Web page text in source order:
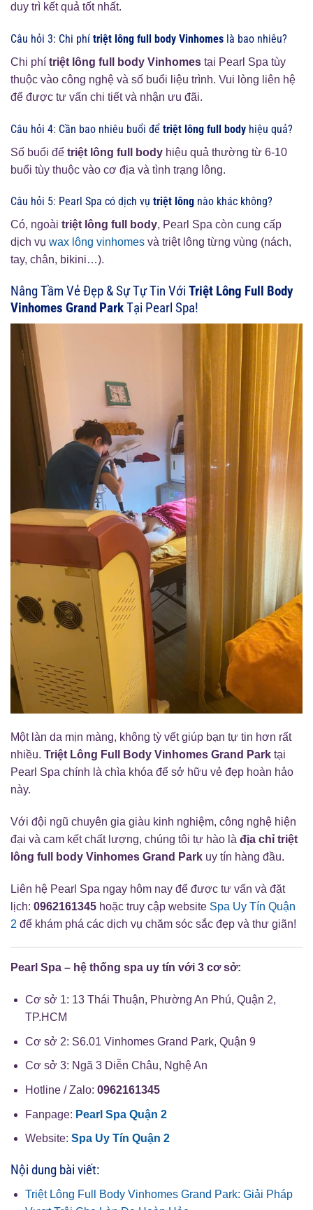
duy trì kết quả tốt nhất.
Câu hỏi 3: Chi phí triệt lông full body Vinhomes là bao nhiêu?
Chi phí triệt lông full body Vinhomes tại Pearl Spa tùy
thuộc vào công nghệ và số buổi liệu trình. Vui lòng liên hệ
để được tư vấn chi tiết và nhận ưu đãi.
Câu hỏi 4: Cần bao nhiêu buổi để triệt lông full body hiệu quả?
Số buổi để triệt lông full body hiệu quả thường từ 6-10
buổi tùy thuộc vào cơ địa và tình trạng lông.
Câu hỏi 5: Pearl Spa có dịch vụ triệt lông nào khác không?
Có, ngoài triệt lông full body, Pearl Spa còn cung cấp
dịch vụ wax lông vinhomes và triệt lông từng vùng (nách,
tay, chân, bikini…).
Nâng Tầm Vẻ Đẹp & Sự Tự Tin Với Triệt Lông Full Body
Vinhomes Grand ParkTại Pearl Spa!
Một làn da mịn màng, không tỳ vết giúp bạn tự tin hơn rất
nhiều. Triệt Lông Full Body Vinhomes Grand Park tại
Pearl Spa chính là chìa khóa để sở hữu vẻ đẹp hoàn hảo
này.
Với đội ngũ chuyên gia giàu kinh nghiệm, công nghệ hiện
đại và cam kết chất lượng, chúng tôi tự hào là địa chỉ triệt
lông full body Vinhomes Grand Park uy tín hàng đầu.
Liên hệ Pearl Spa ngay hôm nay để được tư vấn và đặt
lịch: 0962161345 hoặc truy cập website Spa Uy Tín Quận
2 để khám phá các dịch vụ chăm sóc sắc đẹp và thư giãn!
Pearl Spa – hệ thống spa uy tín với 3 cơ sở:
Cơ sở 1: 13 Thái Thuận, Phường An Phú, Quận 2,
TP.HCM
Cơ sở 2: S6.01 Vinhomes Grand Park, Quận 9
Cơ sở 3: Ngã 3 Diễn Châu, Nghệ An
Hotline / Zalo: 0962161345
Fanpage: Pearl Spa Quận 2
Website: Spa Uy Tín Quận 2
Nội dung bài viết:
Triệt Lông Full Body Vinhomes Grand Park: Giải Pháp